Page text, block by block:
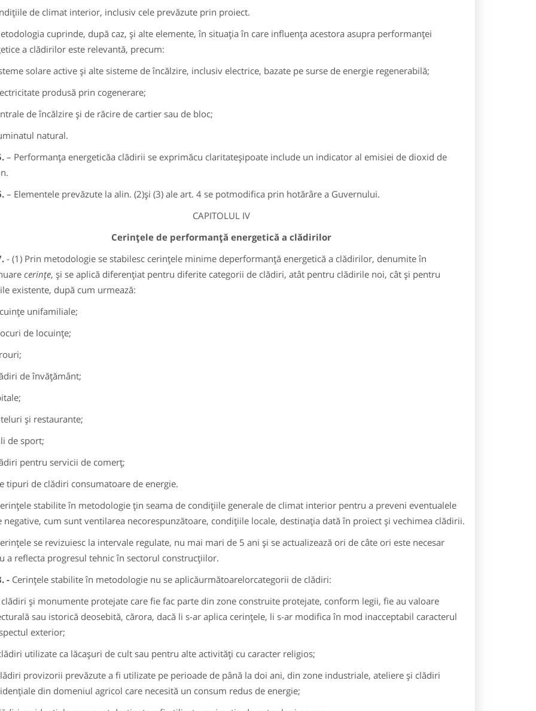
de climat interior, inclusiv cele prevăzute prin proiect.
cuprinde, după caz, şi alte elemente, în situaţia în care influenţa acestora asupra performanţei
a clădirilor este relevantă, precum:
solare active şi alte sisteme de încălzire, inclusiv electrice, bazate pe surse de energie regenerabilă;
produsă prin cogenerare;
de încălzire şi de răcire de cartier sau de bloc;
natural.
– Performanţa energeticăa clădirii se exprimăcu claritateşipoate include un indicator al emisiei de dioxid de
– Elementele prevăzute la alin. (2)şi (3) ale art. 4 se potmodifica prin hotărâre a Guvernului.
CAPITOLUL IV
Cerinţele de performanţă energetică a clădirilor
- (1) Prin metodologie se stabilesc cerinţele minime deperformanţă energetică a clădirilor, denumite în
cerinţe, şi se aplică diferenţiat pentru diferite categorii de clădiri, atât pentru clădirile noi, cât şi pentru
existente, după cum urmează:
unifamiliale;
de locuinţe;
de învăţământ;
şi restaurante;
de sport;
pentru servicii de comerţ;
tipuri de clădiri consumatoare de energie.
stabilite în metodologie ţin seama de condiţiile generale de climat interior pentru a preveni eventualele
negative, cum sunt ventilarea necorespunzătoare, condiţiile locale, destinaţia dată în proiect şi vechimea clădirii.
se revizuiesc la intervale regulate, nu mai mari de 5 ani şi se actualizează ori de câte ori este necesar
a reflecta progresul tehnic în sectorul construcţiilor.
- Cerinţele stabilite în metodologie nu se aplicăurmătoarelorcategorii de clădiri:
şi monumente protejate care fie fac parte din zone construite protejate, conform legii, fie au valoare
sau istorică deosebită, cărora, dacă li s-ar aplica cerinţele, li s-ar modifica în mod inacceptabil caracterul
exterior;
utilizate ca lăcaşuri de cult sau pentru alte activităţi cu caracter religios;
provizorii prevăzute a fi utilizate pe perioade de până la doi ani, din zone industriale, ateliere şi clădiri
din domeniul agricol care necesită un consum redus de energie;